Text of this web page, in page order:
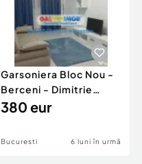
Garsoniera Bloc Nou -
Berceni - Dimitrie
Leonida
380 eur
Bucuresti 6 luni în urmă